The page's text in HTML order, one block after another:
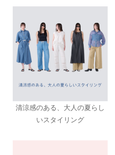
清涼感のある、大人の夏らし
いスタイリング